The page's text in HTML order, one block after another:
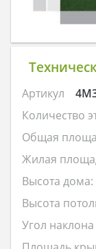
Артикул
Количество
Общая
Жилая
Высота дома:
Высота
Угол